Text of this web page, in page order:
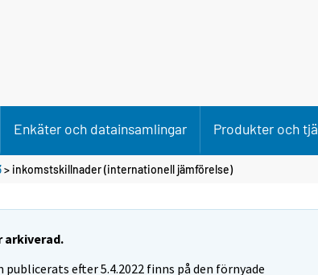
Enkäter och datainsamlingar Produkter och tjä
> inkomstskillnader (internationell jämförelse)
arkiverad.
publicerats efter 5.4.2022 finns på den förnyade